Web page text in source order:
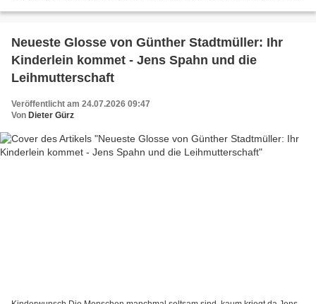
Neueste Glosse von Günther Stadtmüller: Ihr
Kinderlein kommet - Jens Spahn und die
Leihmutterschaft
Veröffentlicht am 24.07.2026 09:47
Von Dieter Gürz